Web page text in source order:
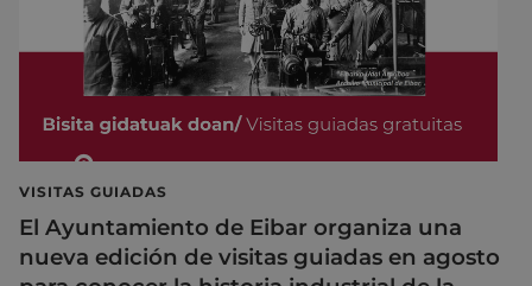
VISITAS GUIADAS
El Ayuntamiento de Eibar organiza una
nueva edición de visitas guiadas en agosto